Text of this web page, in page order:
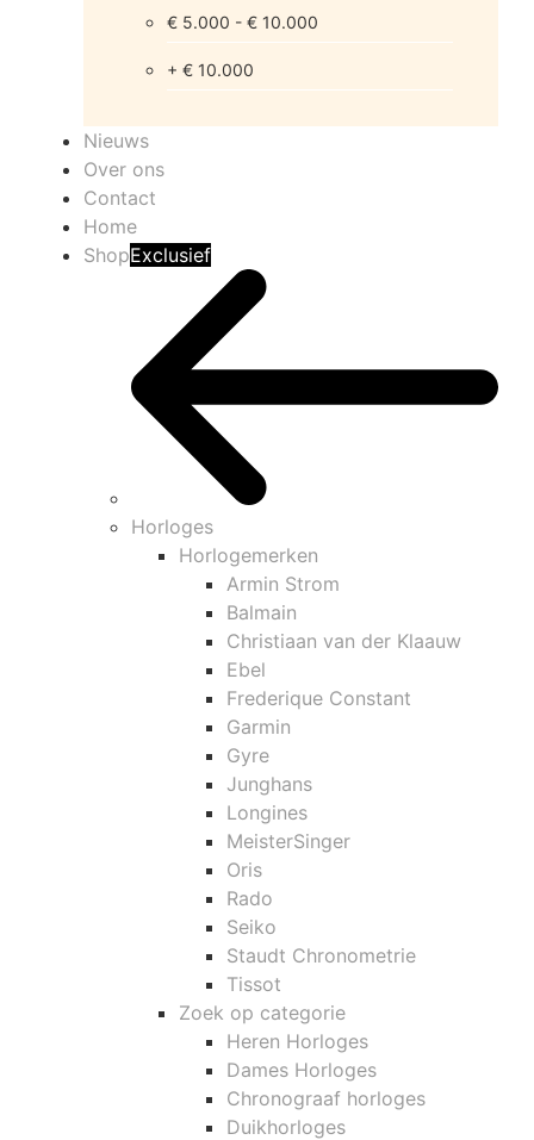
€ 5.000 - € 10.000
+ € 10.000
Nieuws
Over ons
Contact
Home
ShopExclusief
Horloges
Horlogemerken
Armin Strom
Balmain
Christiaan van der Klaauw
Ebel
Frederique Constant
Garmin
Gyre
Junghans
Longines
MeisterSinger
Oris
Rado
Seiko
Staudt Chronometrie
Tissot
Zoek op categorie
Heren Horloges
Dames Horloges
Chronograaf horloges
Duikhorloges